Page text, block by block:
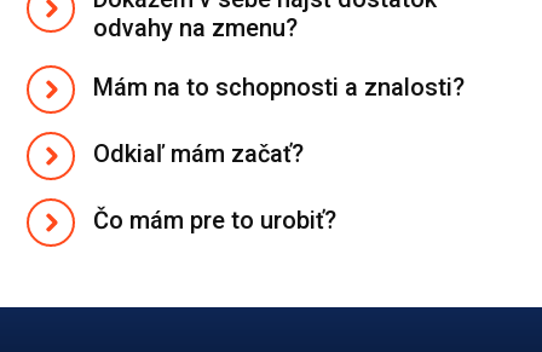
odvahy na zmenu?
Mám na to schopnosti a znalosti?
Odkiaľ mám začať?
Čo mám pre to urobiť?